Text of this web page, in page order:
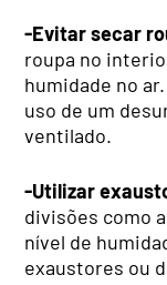
-Evitar secar
roupa no
humidade no
uso de um
ventilado.
-Utilizar
divisões como
nível de
exaustores ou